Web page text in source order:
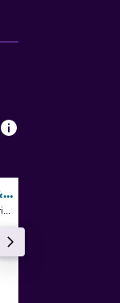
Crowne Plaza Hotel & Suites Landmark Shenzhen